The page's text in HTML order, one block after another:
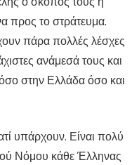
προς το στράτευμα.
πάρα πολλές λέσχες
ανάμεσά τους και
στην Ελλάδα όσο και
υπάρχουν. Είναι πολύ
Νόμου κάθε Έλληνας